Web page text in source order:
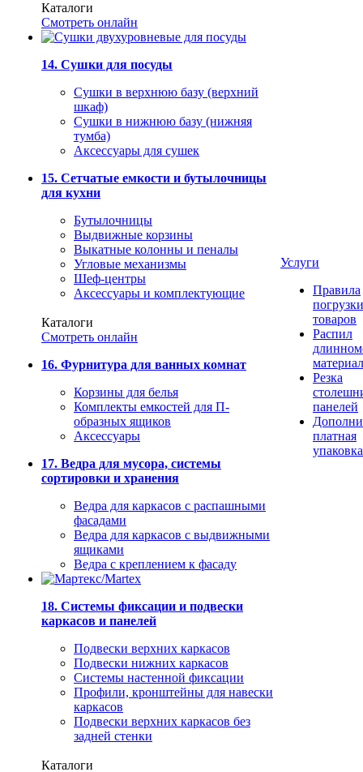
Каталоги
Смотреть онлайн
14. Сушки для посуды
Сушки в верхнюю базу (верхний
шкаф)
Сушки в нижнюю базу (нижняя
тумба)
Аксессуары для сушек
15. Сетчатые емкости и бутылочницы
для кухни
Бутылочницы
Выдвижные корзины
Выкатные колонны и пеналы
Угловые механизмы
Шеф-центры
Аксессуары и комплектующие
Каталоги
Смотреть онлайн
16. Фурнитура для ванных комнат
Корзины для белья
Комплекты емкостей для П-
образных ящиков
Аксессуары
17. Ведра для мусора, системы
сортировки и хранения
Ведра для каркасов с распашными
фасадами
Ведра для каркасов с выдвижными
ящиками
Ведра с креплением к фасаду
18. Системы фиксации и подвески
каркасов и панелей
Подвески верхних каркасов
Подвески нижних каркасов
Системы настенной фиксации
Профили, кронштейны для навески
каркасов
Подвески верхних каркасов без
задней стенки
Каталоги
Услуги
Правила
погрузки
товаров
Распил
Резка
панелей
платная
упаковка